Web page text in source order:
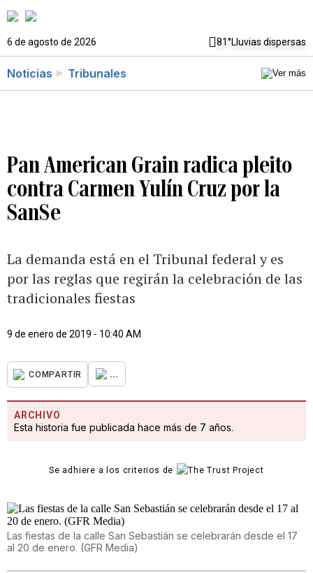
6 de agosto de 2026 81°Lluvias dispersas
Noticias Tribunales
Pan American Grain radica pleito
contra Carmen Yulín Cruz por la
SanSe
La demanda está en el Tribunal federal y es
por las reglas que regirán la celebración de las
tradicionales fiestas
9 de enero de 2019 - 10:40 AM
COMPARTIR ...
ARCHIVO
Esta historia fue publicada hace más de 7 años.
Se adhiere a los criterios de
Las fiestas de la calle San Sebastián se celebrarán desde el 17
al 20 de enero. (GFR Media)